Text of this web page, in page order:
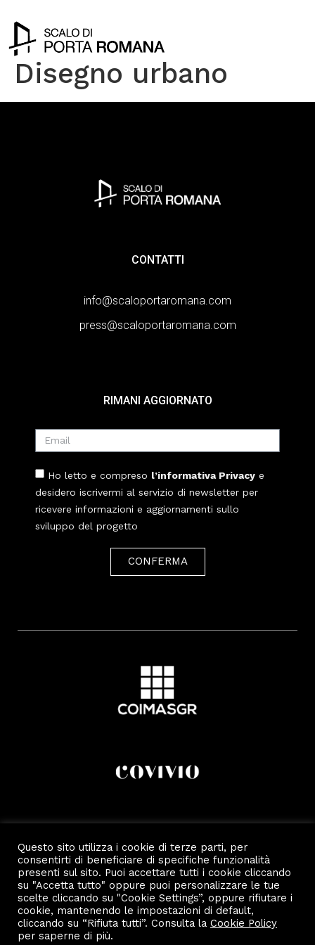
Disegno urbano
CONTATTI
info@scaloportaromana.com
press@scaloportaromana.com
RIMANI AGGIORNATO
Ho letto e compreso l’informativa Privacy e
desidero iscrivermi al servizio di newsletter per
ricevere informazioni e aggiornamenti sullo
sviluppo del progetto
CONFERMA
Copyright 2022 by Scalo Di Porta Romana.
Questo sito utilizza i cookie di terze parti, per
consentirti di beneficiare di specifiche funzionalità
presenti sul sito. Puoi accettare tutti i cookie cliccando
su "Accetta tutto" oppure puoi personalizzare le tue
scelte cliccando su "Cookie Settings”, oppure rifiutare i
cookie, mantenendo le impostazioni di default,
cliccando su “Rifiuta tutti”. Consulta la Cookie Policy
per saperne di più.